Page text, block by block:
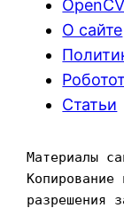
OpenCV
О сайте
Статьи
Материалы
Копирование
разрешения